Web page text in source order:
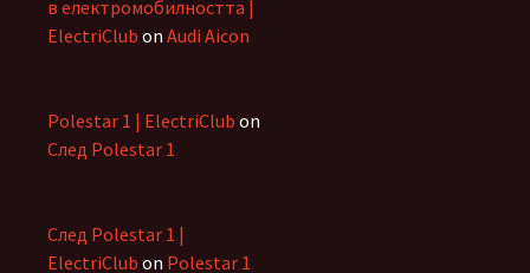
в електромобилността |
ElectriClub on Audi Aicon
Polestar 1 | ElectriClub on
След Polestar 1
След Polestar 1 |
ElectriClub on Polestar 1